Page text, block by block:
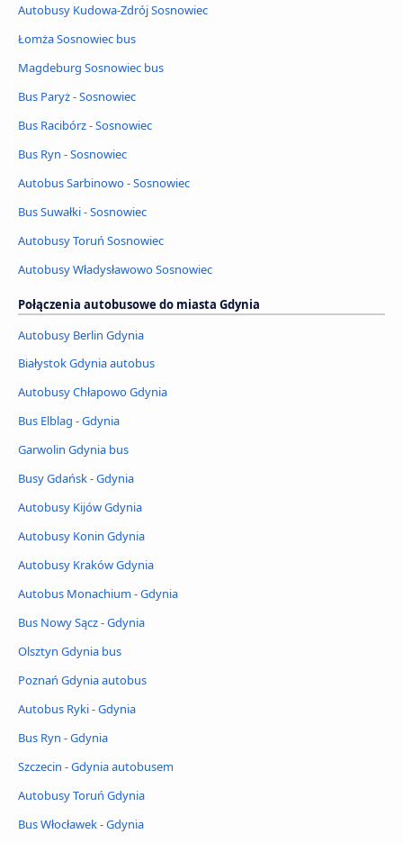
Autobusy Kudowa-Zdrój Sosnowiec
Łomża Sosnowiec bus
Magdeburg Sosnowiec bus
Bus Paryż - Sosnowiec
Bus Racibórz - Sosnowiec
Bus Ryn - Sosnowiec
Autobus Sarbinowo - Sosnowiec
Bus Suwałki - Sosnowiec
Autobusy Toruń Sosnowiec
Autobusy Władysławowo Sosnowiec
Połączenia autobusowe do miasta Gdynia
Autobusy Berlin Gdynia
Białystok Gdynia autobus
Autobusy Chłapowo Gdynia
Bus Elblag - Gdynia
Garwolin Gdynia bus
Busy Gdańsk - Gdynia
Autobusy Kijów Gdynia
Autobusy Konin Gdynia
Autobusy Kraków Gdynia
Autobus Monachium - Gdynia
Bus Nowy Sącz - Gdynia
Olsztyn Gdynia bus
Poznań Gdynia autobus
Autobus Ryki - Gdynia
Bus Ryn - Gdynia
Szczecin - Gdynia autobusem
Autobusy Toruń Gdynia
Bus Włocławek - Gdynia